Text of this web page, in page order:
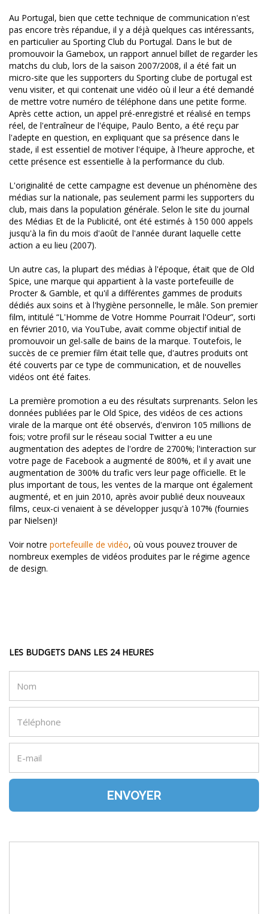
Au Portugal, bien que cette technique de communication n'est
pas encore très répandue, il y a déjà quelques cas intéressants,
en particulier au Sporting Club du Portugal. Dans le but de
promouvoir la Gamebox, un rapport annuel billet de regarder les
matchs du club, lors de la saison 2007/2008, il a été fait un
micro-site que les supporters du Sporting clube de portugal est
venu visiter, et qui contenait une vidéo où il leur a été demandé
de mettre votre numéro de téléphone dans une petite forme.
Après cette action, un appel pré-enregistré et réalisé en temps
réel, de l'entraîneur de l'équipe, Paulo Bento, a été reçu par
l'adepte en question, en expliquant que sa présence dans le
stade, il est essentiel de motiver l'équipe, à l'heure approche, et
cette présence est essentielle à la performance du club.
L'originalité de cette campagne est devenue un phénomène des
médias sur la nationale, pas seulement parmi les supporters du
club, mais dans la population générale. Selon le site du journal
des Médias Et de la Publicité, ont été estimés à 150 000 appels
jusqu'à la fin du mois d'août de l'année durant laquelle cette
action a eu lieu (2007).
Un autre cas, la plupart des médias à l'époque, était que de Old
Spice, une marque qui appartient à la vaste portefeuille de
Procter & Gamble, et qu'il a différentes gammes de produits
dédiés aux soins et à l'hygiène personnelle, le mâle. Son premier
film, intitulé “L'Homme de Votre Homme Pourrait l'Odeur”, sorti
en février 2010, via YouTube, avait comme objectif initial de
promouvoir un gel-salle de bains de la marque. Toutefois, le
succès de ce premier film était telle que, d'autres produits ont
été couverts par ce type de communication, et de nouvelles
vidéos ont été faites.
La première promotion a eu des résultats surprenants. Selon les
données publiées par le Old Spice, des vidéos de ces actions
virale de la marque ont été observés, d'environ 105 millions de
fois; votre profil sur le réseau social Twitter a eu une
augmentation des adeptes de l'ordre de 2700%; l'interaction sur
votre page de Facebook a augmenté de 800%, et il y avait une
augmentation de 300% du trafic vers leur page officielle. Et le
plus important de tous, les ventes de la marque ont également
augmenté, et en juin 2010, après avoir publié deux nouveaux
films, ceux-ci venaient à se développer jusqu'à 107% (fournies
par Nielsen)!
Voir notre portefeuille de vidéo, où vous pouvez trouver de
nombreux exemples de vidéos produites par le régime agence
de design.
LES BUDGETS DANS LES 24 HEURES